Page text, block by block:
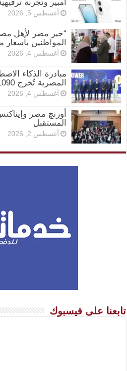
أمبير وتجربة
أغسطس 5, 2026
“خير مصر لأهل
المواطنين
أغسطس 4, 2026
مبادرة الذكاء
المصرية تُخرج 1090 طالبًا بمشروعات مبتكرة
أغسطس 4, 2026
المستقبل
أغسطس 2, 2026
تابعنا على فيسبوك